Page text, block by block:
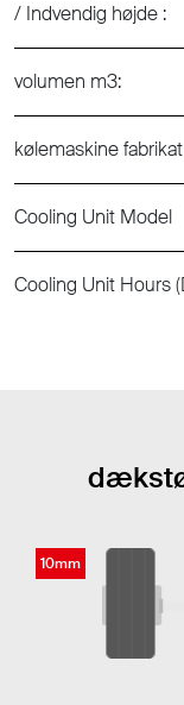
/ Indvendig højde :
volumen m3:
kølemaskine fabrikat
Cooling Unit Model
Cooling Unit Hours
10mm